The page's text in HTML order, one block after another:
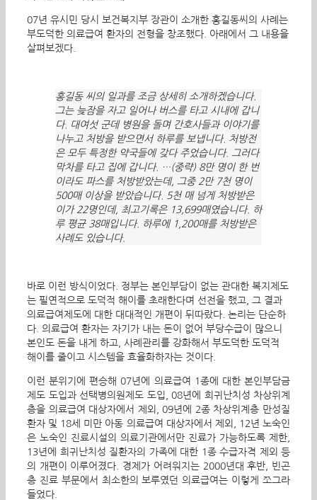
07년 유시민 당시 보건복지부 장관이 소개한 홍길동씨의 사례는
부도덕한 의료급여 환자의 전형을 창조했다. 아래에서 그 내용을
살펴보겠다.
홍길동 씨의 일과를 조금 상세히 소개하겠습니다.
그는 늦잠을 자고 일어나 버스를 타고 시내에 갑니
다. 대여섯 군데 병원을 돌며 간호사들과 이야기를
나누고 처방을 받으면서 하루를 보냅니다. 처방전
은 모두 특정한 약국들에 갖다 주었습니다. 그러다
막차를 타고 집에 갑니다. …(중략) 8만 명이 한 번
이라도 파스를 처방받았는데, 그중 2만 7천 명이
500매 이상을 받았습니다. 5천 매 넘게 처방받은
이가 22명인데, 최고기록은 13,699매였습니다. 하
루 평균 38매입니다. 하루에 1,200매를 처방받은
사례도 있습니다.
바로 이런 방식이었다. 정부는 본인부담이 없는 관대한 복지제도
는 필연적으로 도덕적 해이를 초래한다며 선전을 했고, 그 결과
의료급여제도에 대한 대대적인 개편이 뒤따랐다. 논리는 단순하
다. 의료급여 환자는 자기가 내는 돈이 없어 부당수급이 많으니
본인도 돈을 내게 하고, 사례관리를 강화해서 부도덕한 도덕적
해이를 줄이고 시스템을 효율화하자는 것이다.
이런 분위기에 편승해 07년에 의료급여 1종에 대한 본인부담금
제도 도입과 선택병의원제도 도입, 08년에 희귀난치성 차상위계
층을 의료급여 대상자에서 제외, 09년에 2종 차상위계층 만성질
환자 및 18세 미만 아동 의료급여 대상자에서 제외, 12년 노숙인
은 노숙인 진료시설의 의료기관에서만 진료가 가능하도록 제한,
13년에 희귀난치성 질환자의 가족에 대한 1종 수급자격 제외 등
의 개편이 이루어졌다. 경제가 어려워지는 2000년대 후반, 빈곤
층 진료 부문에서 최소한의 보루였던 의료급여는 이렇게 쪼그라
들었다.